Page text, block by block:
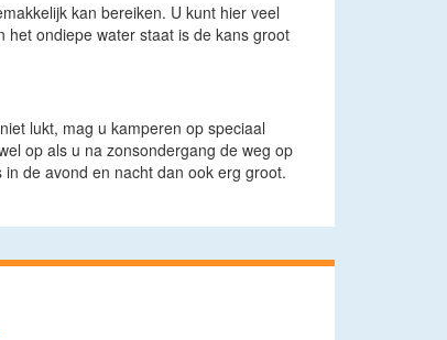
kan bereiken. U kunt hier veel
het ondiepe water staat is de kans groot
lukt, mag u kamperen op speciaal
op als u na zonsondergang de weg op
de avond en nacht dan ook erg groot.